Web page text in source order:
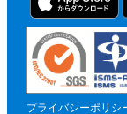
プライバシーポリシ